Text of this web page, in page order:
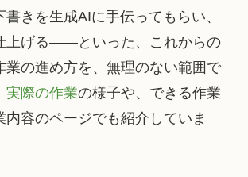
書きを生成AIに手伝ってもらい、
上げる——といった、これからの
業の進め方を、無理のない範囲で
実際の作業の様子や、できる作業
内容のページでも紹介していま